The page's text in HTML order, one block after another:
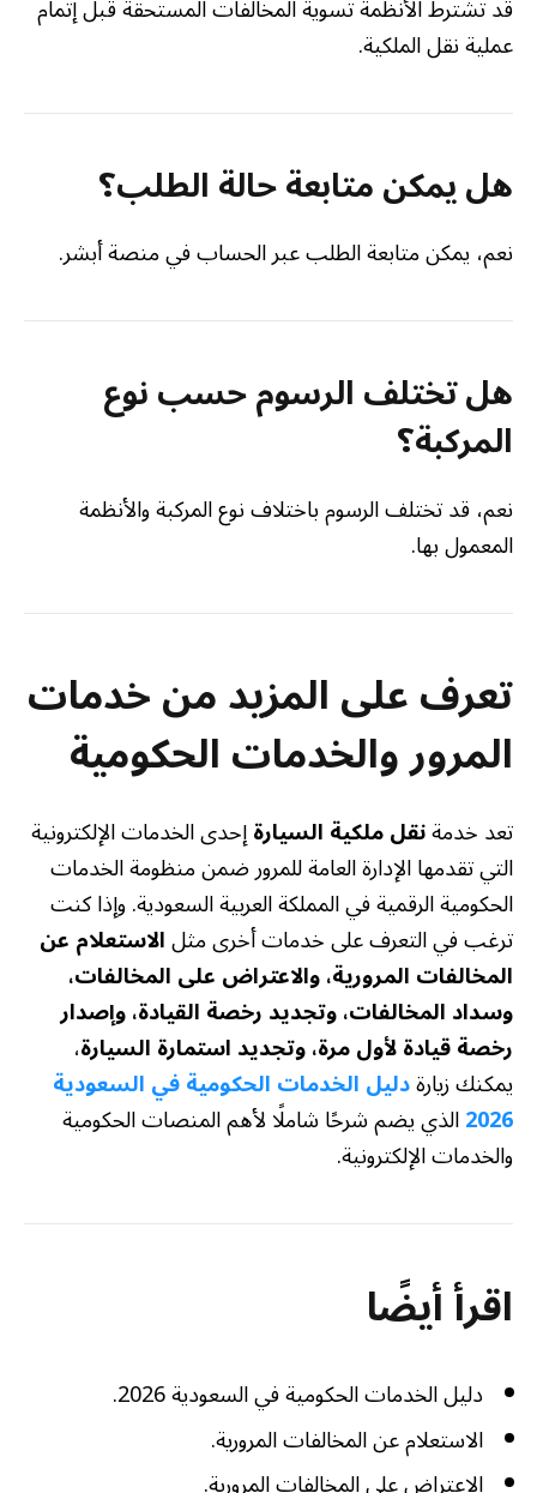
قد تشترط الأنظمة تسوية المخالفات المستحقة قبل إتمام
عملية نقل الملكية.
هل يمكن متابعة حالة الطلب؟
نعم، يمكن متابعة الطلب عبر الحساب في منصة أبشر.
هل تختلف الرسوم حسب نوع
المركبة؟
نعم، قد تختلف الرسوم باختلاف نوع المركبة والأنظمة
المعمول بها.
تعرف على المزيد من خدمات
المرور والخدمات الحكومية
تعد خدمةنقل ملكية السيارةإحدى الخدمات الإلكترونية
التي تقدمها الإدارة العامة للمرور ضمن منظومة الخدمات
الحكومية الرقمية في المملكة العربية السعودية. وإذا كنت
ترغب في التعرف على خدمات أخرى مثلالاستعلام عن
المخالفات المرورية، والاعتراض على المخالفات،
وسداد المخالفات، وتجديد رخصة القيادة، وإصدار
رخصة قيادة لأول مرة، وتجديد استمارة السيارة،
يمكنك زيارةدليل الخدمات الحكومية في السعودية
2026الذي يضم شرحًا شاملًا لأهم المنصات الحكومية
والخدمات الإلكترونية.
اقرأ أيضًا
دليل الخدمات الحكومية في السعودية 2026.
الاستعلام عن المخالفات المرورية.